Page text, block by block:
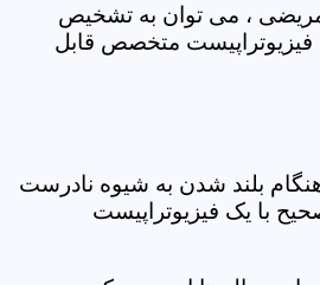
مریضی ، می توان به تشخیص
متخصص قابل
بلند شدن به شیوه نادرست
با یک فیزیوتراپیست